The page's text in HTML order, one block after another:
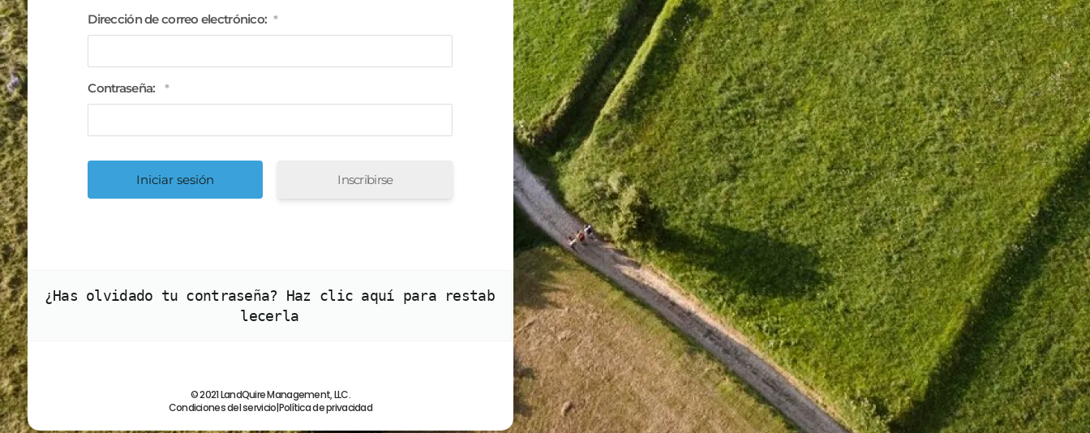
Dirección de correo electrónico: *
Contraseña: *
Inscribirse
¿Has olvidado tu contraseña? Haz clic aquí para restab
lecerla
© 2021 LandQuire Management, LLC.
Condiciones del servicio|Política de privacidad